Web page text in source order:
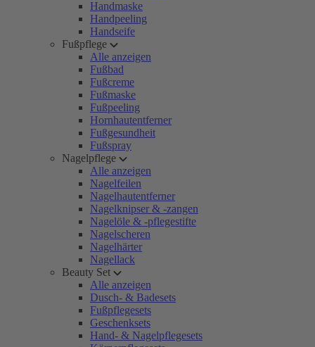
Handmaske
Handpeeling
Handseife
Fußpflege
Alle anzeigen
Fußbad
Fußcreme
Fußmaske
Fußpeeling
Hornhautentferner
Fußgesundheit
Fußspray
Nagelpflege
Alle anzeigen
Nagelfeilen
Nagelhautentferner
Nagelknipser & -zangen
Nagelöle & -pflegestifte
Nagelscheren
Nagelhärter
Nagellack
Beauty Set
Alle anzeigen
Dusch- & Badesets
Fußpflegesets
Geschenksets
Hand- & Nagelpflegesets